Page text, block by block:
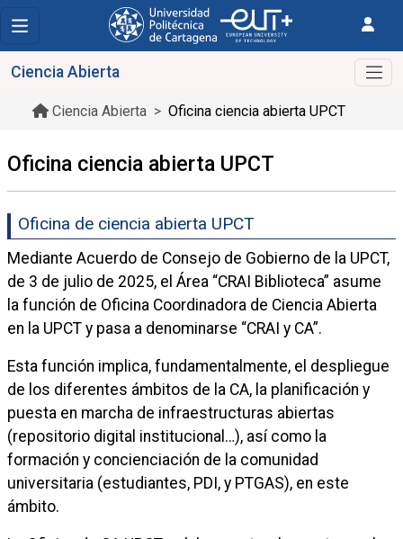
Ciencia Abierta Oficina ciencia abierta UPCT
Ciencia Abierta
Oficina ciencia abierta UPCT
Oficina de ciencia abierta UPCT
Mediante Acuerdo de Consejo de Gobierno de la UPCT,
de 3 de julio de 2025, el Área “CRAI Biblioteca” asume
la función de Oficina Coordinadora de Ciencia Abierta
en la UPCT y pasa a denominarse “CRAI y CA”.
Esta función implica, fundamentalmente, el despliegue
de los diferentes ámbitos de la CA, la planificación y
puesta en marcha de infraestructuras abiertas
(repositorio digital institucional…), así como la
formación y concienciación de la comunidad
universitaria (estudiantes, PDI, y PTGAS), en este
ámbito.